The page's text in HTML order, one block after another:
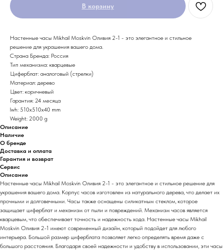
В корзину
Настенные часы Mikhail Moskvin Оливия 2-1 - это элегантное и стильное
решение для украшения вашего дома.
Страна Бренда: Россия
Тип механизма: кварцевые
Циферблат: аналоговый (стрелки)
Материал: дерево
Цвет: коричневый
Гарантия: 24 месяца
lwh: 510x510x40 mm
Weight: 2000 g
Описание
Наличие
О бренде
Доставка и оплата
Гарантия и возврат
Сервис
Описание
Настенные часы Mikhail Moskvin Оливия 2-1 - это элегантное и стильное решение для
украшения вашего дома. Корпус часов изготовлен из натурального дерева, что делает их
прочными и долговечными. Часы также оснащены силикатным стеклом, которое
защищает циферблат и механизм от пыли и повреждений. Механизм часов является
кварцевым, что обеспечивает точность и надежность хода. Настенные часы Mikhail
Moskvin Оливия 2-1 имеют современный дизайн, который подойдет для любого
интерьера. Большой размер циферблата позволяет легко определять время даже с
большого расстояния. Благодаря своей надежности и удобству в использовании, эти часы